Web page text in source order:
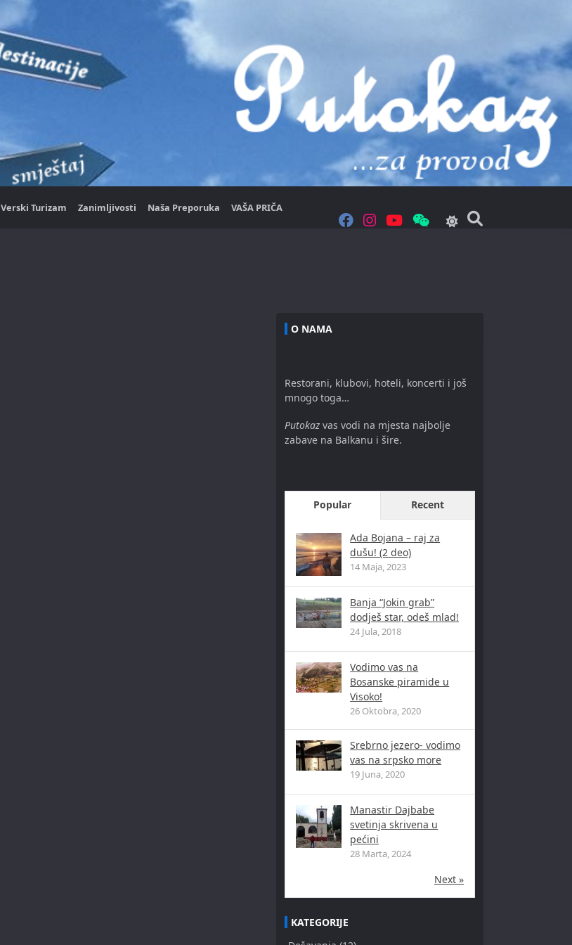
Verski Turizam Zanimljivosti Naša Preporuka VAŠA PRIČA
O NAMA
Restorani, klubovi, hoteli, koncerti i još
mnogo toga…
Putokaz vas vodi na mjesta najbolje
zabave na Balkanu i šire.
Popular Recent
Ada Bojana – raj za
dušu! (2 deo)
14 Maja, 2023
Banja “Jokin grab”
dodješ star, odeš mlad!
24 Jula, 2018
Vodimo vas na
Bosanske piramide u
Visoko!
26 Oktobra, 2020
Srebrno jezero- vodimo
vas na srpsko more
19 Juna, 2020
Manastir Dajbabe
svetinja skrivena u
pećini
28 Marta, 2024
Next »
KATEGORIJE